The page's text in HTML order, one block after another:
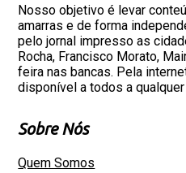
Nosso objetivo é levar
amarras e de forma
pelo jornal impresso as
Rocha, Francisco Morato,
feira nas bancas. Pela
disponível a todos a
Sobre Nós
Quem Somos